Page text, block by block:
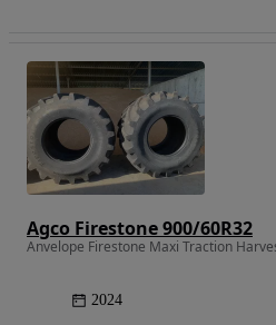
Agco Firestone 900/60R32
Anvelope Firestone Maxi Traction
2024